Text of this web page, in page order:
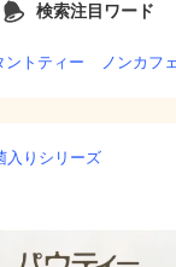
検索注目ワード
ントティー ノンカフ
入りシリーズ